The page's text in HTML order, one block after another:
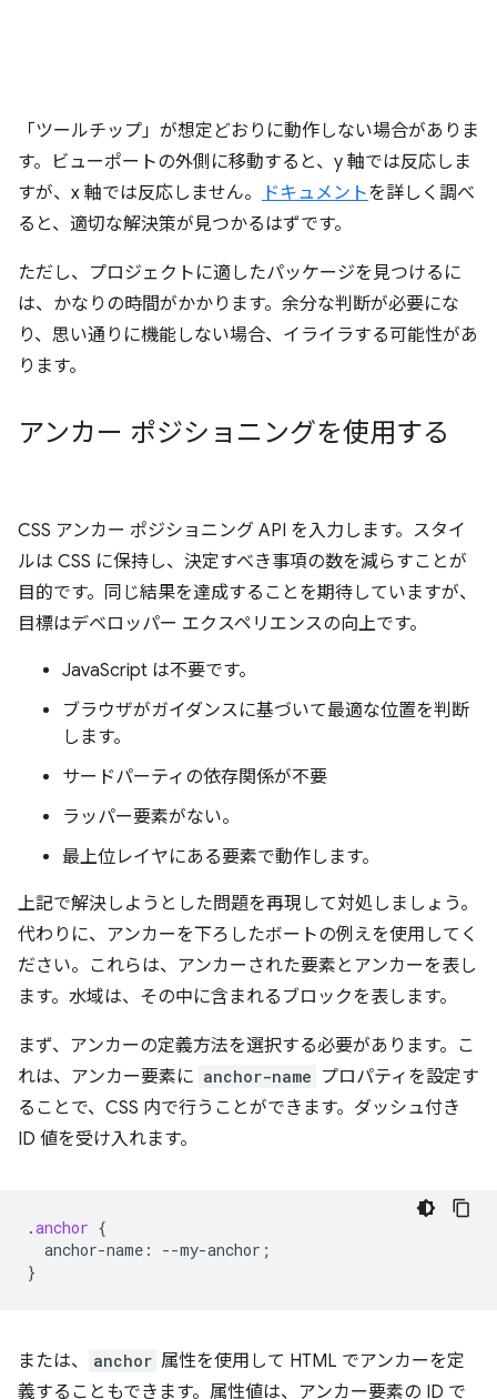
「ツールチップ」が想定どおりに動作しない場合がありま
す。ビューポートの外側に移動すると、y 軸では反応しま
すが、x 軸では反応しません。
ドキュメントを詳しく調べ
ると、適切な解決策が見つかるはずです。
ただし、プロジェクトに適したパッケージを見つけるに
は、かなりの時間がかかります。余分な判断が必要にな
り、思い通りに機能しない場合、イライラする可能性があ
ります。
アンカー ポジショニングを使用する
CSS アンカー ポジショニング API を入力します。スタイ
ルは CSS に保持し、決定すべき事項の数を減らすことが
目的です。同じ結果を達成することを期待していますが、
目標はデベロッパー エクスペリエンスの向上です。
JavaScript は不要です。
ブラウザがガイダンスに基づいて最適な位置を判断
します。
サードパーティの依存関係が不要
ラッパー要素がない。
最上位レイヤにある要素で動作します。
上記で解決しようとした問題を再現して対処しましょう。
代わりに、アンカーを下ろしたボートの例えを使用してく
ださい。これらは、アンカーされた要素とアンカーを表し
ます。水域は、その中に含まれるブロックを表します。
まず、アンカーの定義方法を選択する必要があります。こ
れは、アンカー要素に anchor-name プロパティを設定す
ることで、CSS 内で行うことができます。ダッシュ付き
ID 値を受け入れます。
.anchor {
anchor-name : --my-anchor ;
}
または、 anchor 属性を使用して HTML でアンカーを定
義することもできます。属性値は、アンカー要素の ID で